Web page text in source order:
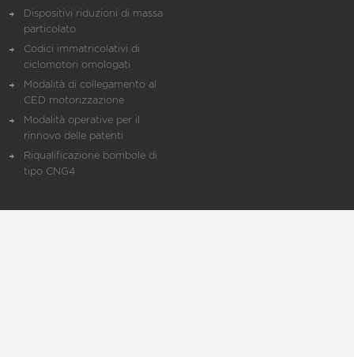
Dispositivi riduzioni di massa
particolato
Codici immatricolativi di
ciclomotori omologati
Modalità di collegamento al
CED motorizzazione
Modalità operative per il
rinnovo delle patenti
Riqualificazione bombole di
tipo CNG4